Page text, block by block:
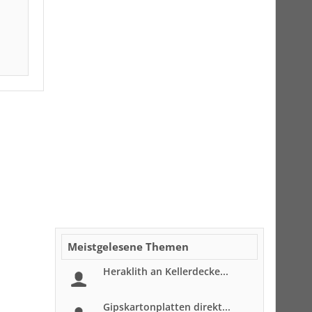
Meistgelesene Themen
Heraklith an Kellerdecke...
Gipskartonplatten direkt...